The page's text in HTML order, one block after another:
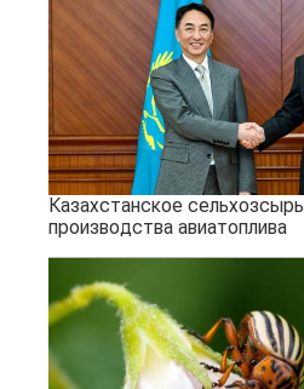
Казахстанское
производства авиатоплива